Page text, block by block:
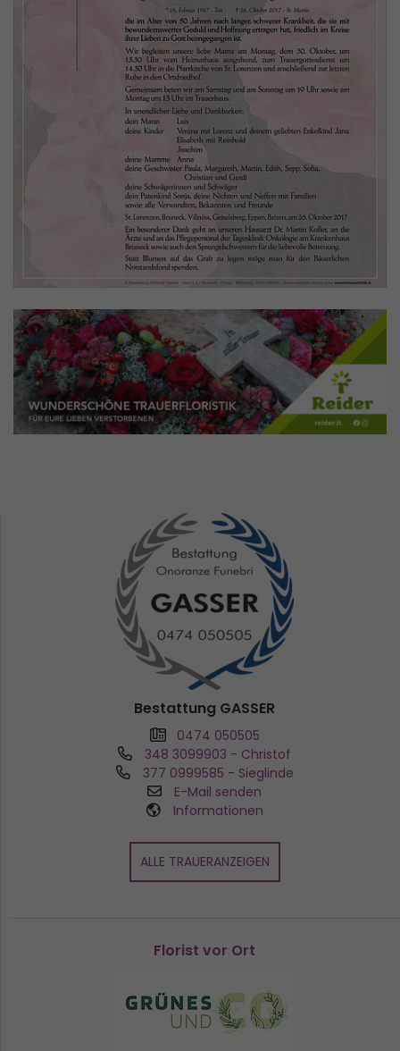
Bestattung GASSER
0474 050505
348 3099903 - Christof
377 0999585 - Sieglinde
E-Mail senden
Informationen
ALLE TRAUERANZEIGEN
Florist vor Ort